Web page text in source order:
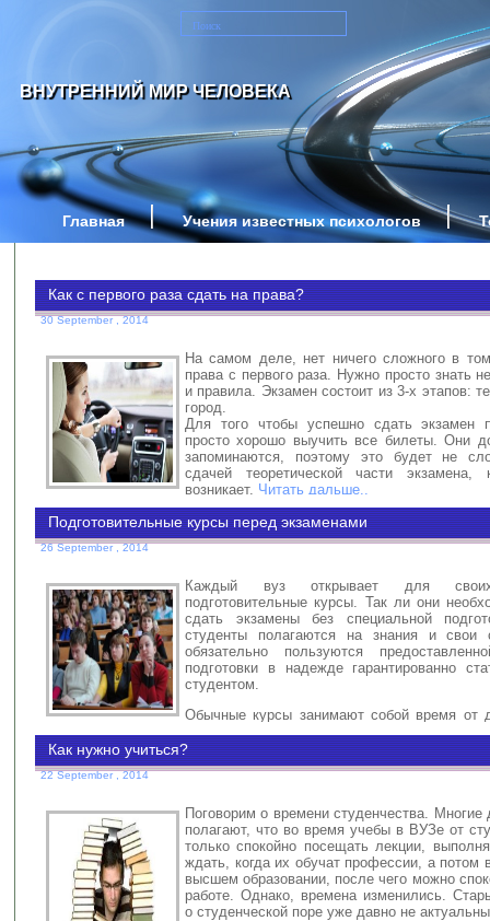
ВНУТРЕННИЙ МИР ЧЕЛОВЕКА
Главная Учения известных психологов
Как с первого раза сдать на права?
30 September , 2014
На самом деле, нет ничего сложного в
права с первого раза. Нужно просто знать
и правила. Экзамен состоит из 3-х этапов:
город.
Для того чтобы успешно сдать экзамен
просто хорошо выучить все билеты. Они
запоминаются, поэтому это будет не
сдачей теоретической части
возникает. Читать дальше..
Подготовительные курсы перед экзаменами
26 September , 2014
Каждый вуз открывает для своих
подготовительные курсы. Так ли они
сдать экзамены без специальной
студенты полагаются на знания и свои
обязательно пользуются
подготовки в надежде гарантированно
студентом.
Обычные курсы занимают собой время от
года. Это годичные программы курсов, которые длятся,Читать
Как нужно учиться?
22 September , 2014
Поговорим о времени студенчества. Многие
полагают, что во время учебы в ВУЗе от
только спокойно посещать лекции,
ждать, когда их обучат профессии, а потом
высшем образовании, после чего можно
работе. Однако, времена изменились.
о студенческой поре уже давно не